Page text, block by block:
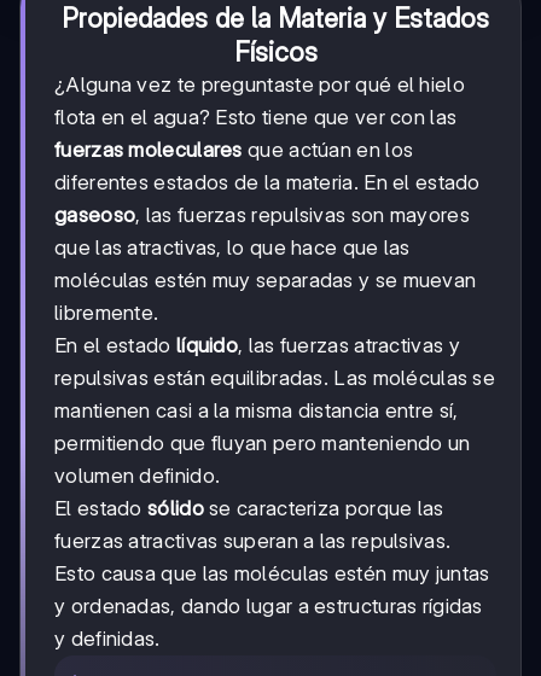
Propiedades de la Materia y Estados
Físicos
¿Alguna vez te preguntaste por qué el hielo
flota en el agua? Esto tiene que ver con las
fuerzas moleculares que actúan en los
diferentes estados de la materia. En el estado
gaseoso, las fuerzas repulsivas son mayores
que las atractivas, lo que hace que las
moléculas estén muy separadas y se muevan
libremente.
En el estado líquido, las fuerzas atractivas y
repulsivas están equilibradas. Las moléculas se
mantienen casi a la misma distancia entre sí,
permitiendo que fluyan pero manteniendo un
volumen definido.
El estado sólidose caracteriza porque las
fuerzas atractivas superan a las repulsivas.
Esto causa que las moléculas estén muy juntas
y ordenadas, dando lugar a estructuras rígidas
y definidas.